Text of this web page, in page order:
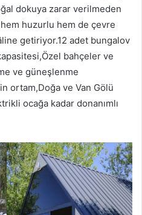
dokuya zarar verilmeden
huzurlu hem de çevre
getiriyor.12 adet bungalov
bahçeler ve
ve güneşlenme
ortam,Doğa ve Van Gölü
ocağa kadar donanımlı